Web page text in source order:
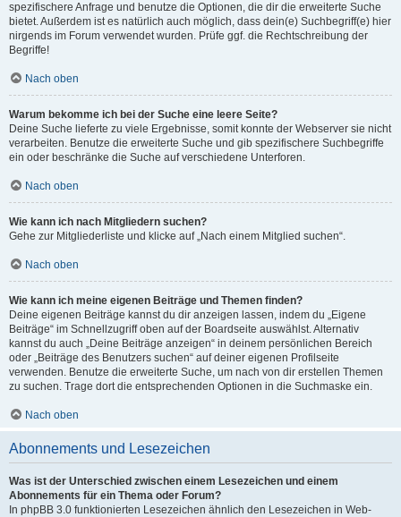
spezifischere Anfrage und benutze die Optionen, die dir die erweiterte Suche
bietet. Außerdem ist es natürlich auch möglich, dass dein(e) Suchbegriff(e) hier
nirgends im Forum verwendet wurden. Prüfe ggf. die Rechtschreibung der
Begriffe!
Nach oben
Warum bekomme ich bei der Suche eine leere Seite?
Deine Suche lieferte zu viele Ergebnisse, somit konnte der Webserver sie nicht
verarbeiten. Benutze die erweiterte Suche und gib spezifischere Suchbegriffe
ein oder beschränke die Suche auf verschiedene Unterforen.
Nach oben
Wie kann ich nach Mitgliedern suchen?
Gehe zur Mitgliederliste und klicke auf „Nach einem Mitglied suchen“.
Nach oben
Wie kann ich meine eigenen Beiträge und Themen finden?
Deine eigenen Beiträge kannst du dir anzeigen lassen, indem du „Eigene
Beiträge“ im Schnellzugriff oben auf der Boardseite auswählst. Alternativ
kannst du auch „Deine Beiträge anzeigen“ in deinem persönlichen Bereich
oder „Beiträge des Benutzers suchen“ auf deiner eigenen Profilseite
verwenden. Benutze die erweiterte Suche, um nach von dir erstellen Themen
zu suchen. Trage dort die entsprechenden Optionen in die Suchmaske ein.
Nach oben
Abonnements und Lesezeichen
Was ist der Unterschied zwischen einem Lesezeichen und einem
Abonnements für ein Thema oder Forum?
In phpBB 3.0 funktionierten Lesezeichen ähnlich den Lesezeichen in Web-